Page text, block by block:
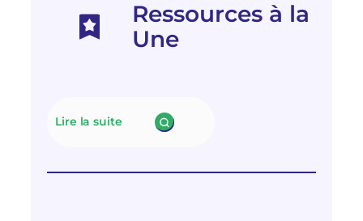
Ressources à la
Une
Lire la suite